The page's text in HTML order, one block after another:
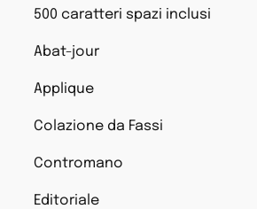
500 caratteri spazi inclusi
Abat-jour
Applique
Colazione da Fassi
Contromano
Editoriale